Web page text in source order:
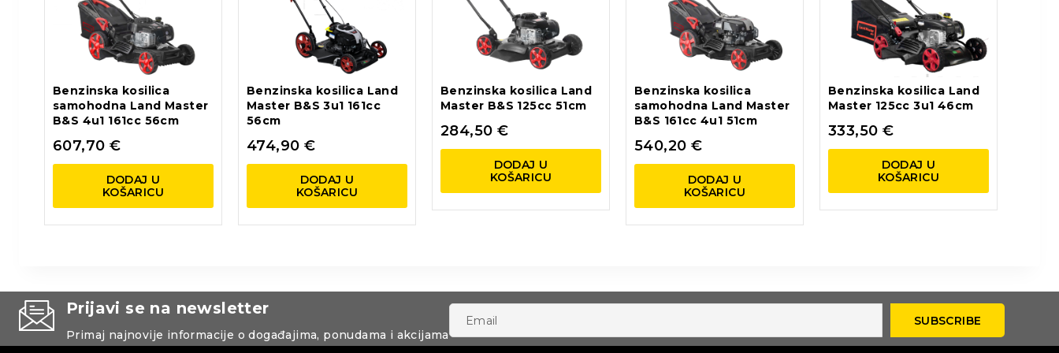
Benzinska kosilica
samohodna Land Master
B&S 4u1 161cc 56cm
607,70 €
DODAJ U
KOŠARICU
Benzinska kosilica Land
Master B&S 3u1 161cc
56cm
474,90 €
DODAJ U
KOŠARICU
Benzinska kosilica Land
Master B&S 125cc 51cm
284,50 €
DODAJ U
KOŠARICU
Benzinska kosilica
samohodna Land Master
B&S 161cc 4u1 51cm
540,20 €
DODAJ U
KOŠARICU
Benzinska kosilica Land
Master 125cc 3u1 46cm
333,50 €
DODAJ U
KOŠARICU
Prijavi se na newsletter
Primaj najnovije informacije o događajima, ponudama i akcijama